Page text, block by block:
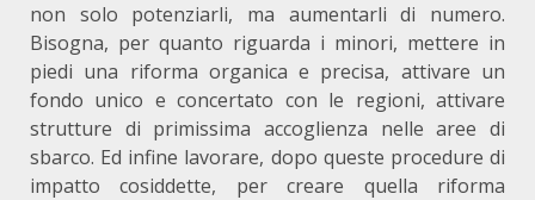
non solo potenziarli, ma aumentarli di numero.
Bisogna, per quanto riguarda i minori, mettere in
piedi una riforma organica e precisa, attivare un
fondo unico e concertato con le regioni, attivare
strutture di primissima accoglienza nelle aree di
sbarco. Ed infine lavorare, dopo queste procedure di
impatto cosiddette, per creare quella riforma